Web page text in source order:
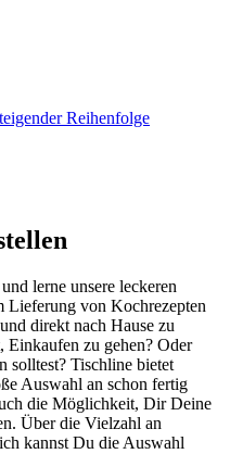
Reihenfolge
lerne unsere leckeren
Lieferung von Kochrezepten
direkt nach Hause zu
zu gehen? Oder
solltest? Tischline bietet
Auswahl an schon fertig
die Möglichkeit, Dir Deine
Über die Vielzahl an
kannst Du die Auswahl